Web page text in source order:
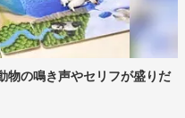
物の鳴き声やセリフが盛りだ